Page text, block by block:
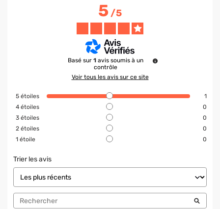
5/5
Basé sur 1 avis soumis à un
contrôle
Voir tous les avis sur ce site
5 étoiles
1
4 étoiles
0
3 étoiles
0
2 étoiles
0
1 étoile 0
Trier les avis